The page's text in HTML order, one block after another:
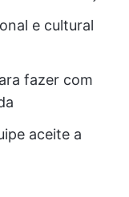
e cultural
fazer com
aceite a